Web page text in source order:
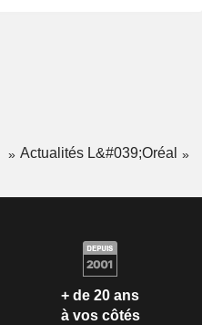
Actualités L&#039;Oréal
+ de 20 ans
à vos côtés